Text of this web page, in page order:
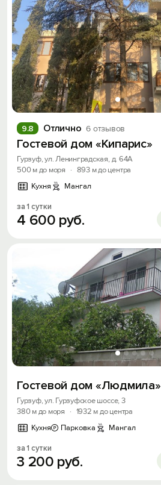
Отлично 6 отзывов
9.8
Гостевой дом «Кипарис»
Гурзуф, ул. Ленинградская, д. 64А
500 м до моря
· 893 м до центра
Кухня
Мангал
за 1 сутки
4 600 руб.
Гостевой дом «Людмила»
Гурзуф, ул. Гурзуфское шоссе, 3
380 м до моря
· 1932 м до центра
Кухня
Парковка Мангал
за 1 сутки
3 200 руб.